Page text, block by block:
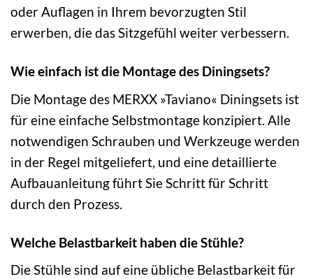
oder Auflagen in Ihrem bevorzugten Stil
erwerben, die das Sitzgefühl weiter verbessern.
Wie einfach ist die Montage des Diningsets?
Die Montage des MERXX »Taviano« Diningsets ist
für eine einfache Selbstmontage konzipiert. Alle
notwendigen Schrauben und Werkzeuge werden
in der Regel mitgeliefert, und eine detaillierte
Aufbauanleitung führt Sie Schritt für Schritt
durch den Prozess.
Welche Belastbarkeit haben die Stühle?
Die Stühle sind auf eine übliche Belastbarkeit für